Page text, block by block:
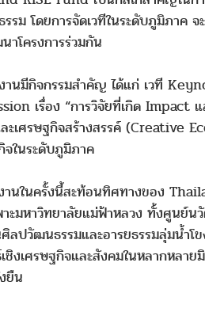
รรม โดยการจัดเวทีในระดับภูมิภาค
าโครงการร่วมกัน
านมีกิจกรรมสำคัญ ได้แก่ เวที
เรื่อง “การวิจัยที่เกิด Impact
ะเศรษฐกิจสร้างสรรค์ (Creative
จในระดับภูมิภาค
านในครั้งนี้สะท้อนทิศทางของ
าะมหาวิทยาลัยแม่ฟ้าหลวง ทั้งศูนย์
ลปวัฒนธรรมและอารยธรรมลุ่มน้ำโ
ชิงเศรษฐกิจและสังคมในหลากหลา
ยืน